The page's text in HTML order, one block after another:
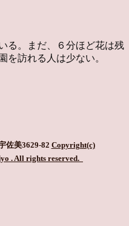
る。まだ、６分ほど花は残
を訪れる人は少ない。
佐美3629-82 Copyright(c)
. All rights reserved.